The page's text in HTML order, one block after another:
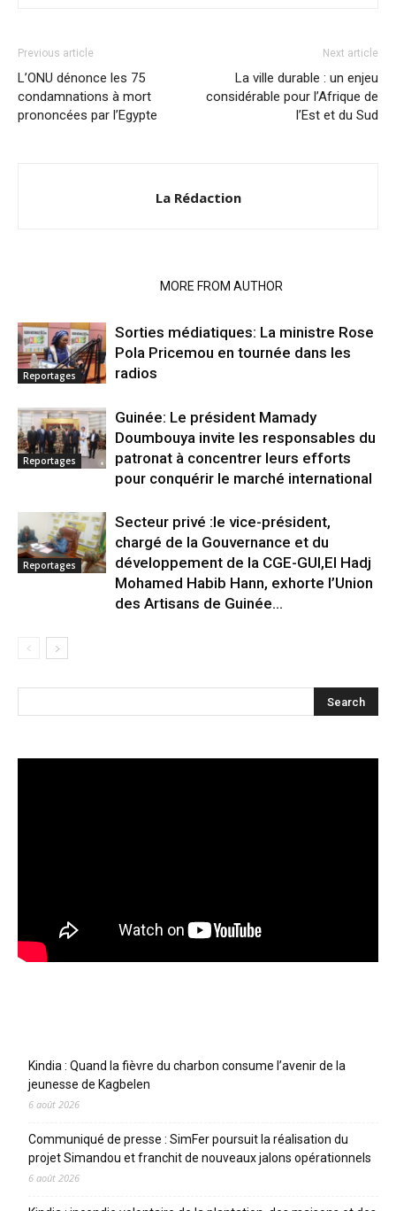
Previous article
L’ONU dénonce les 75
condamnations à mort
prononcées par l’Egypte
Next article
La ville durable : un enjeu
considérable pour l’Afrique de
l’Est et du Sud
La Rédaction
MORE FROM AUTHOR
Reportages
Sorties médiatiques: La ministre Rose
Pola Pricemou en tournée dans les
radios
Reportages
Guinée: Le président Mamady
Doumbouya invite les responsables du
patronat à concentrer leurs efforts
pour conquérir le marché international
Reportages
Secteur privé :le vice-président,
chargé de la Gouvernance et du
développement de la CGE-GUI,El Hadj
Mohamed Habib Hann, exhorte l’Union
des Artisans de Guinée...
Kindia : Quand la fièvre du charbon consume l’avenir de la
jeunesse de Kagbelen
6 août 2026
Communiqué de presse : SimFer poursuit la réalisation du
projet Simandou et franchit de nouveaux jalons opérationnels
6 août 2026